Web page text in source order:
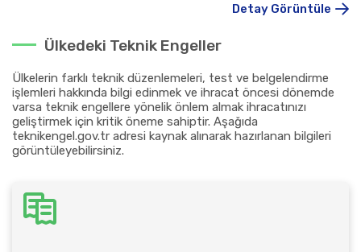
Detay Görüntüle
Ülkedeki Teknik Engeller
Ülkelerin farklı teknik düzenlemeleri, test ve belgelendirme
işlemleri hakkında bilgi edinmek ve ihracat öncesi dönemde
varsa teknik engellere yönelik önlem almak ihracatınızı
geliştirmek için kritik öneme sahiptir. Aşağıda
teknikengel.gov.tr adresi kaynak alınarak hazırlanan bilgileri
görüntüleyebilirsiniz.